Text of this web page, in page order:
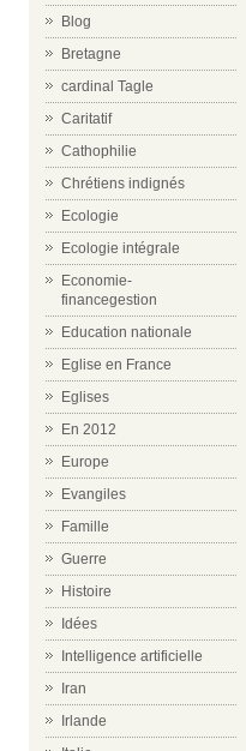
Blog
Bretagne
cardinal Tagle
Caritatif
Cathophilie
Chrétiens indignés
Ecologie
Ecologie intégrale
Economie-
financegestion
Education nationale
Eglise en France
Eglises
En 2012
Europe
Evangiles
Famille
Guerre
Histoire
Idées
Intelligence artificielle
Iran
Irlande